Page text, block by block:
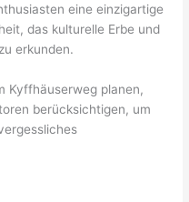
eine einzigartige
das kulturelle Erbe und
erkunden.
Kyffhäuserweg planen,
berücksichtigen, um